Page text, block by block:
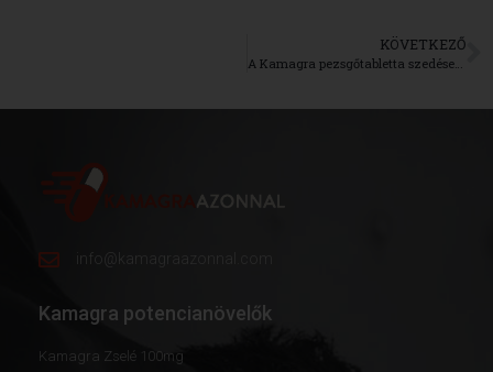
KÖVETKEZŐ
A Kamagra pezsgőtabletta szedése és Kamagra pezsgőtabletta gyakori kérdések
info@kamagraazonnal.com
Kamagra potencianövelők
Kamagra Zselé 100mg